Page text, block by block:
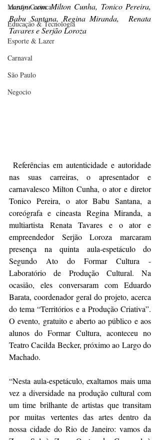
Marujo Carioca
Educação & Tecnologia
Esporte & Lazer
Carnaval
São Paulo
Negocio
contou com Milton Cunha, Tonico Pereira,
Babu Santana, Regina Miranda,  Renata
Tavares e Serjão Loroza
Referências em autenticidade e autoridade
nas suas carreiras, o apresentador e
carnavalesco Milton Cunha, o ator e diretor
Tonico Pereira, o ator Babu Santana, a
coreógrafa e cineasta Regina Miranda, a
multiartista Renata Tavares e o ator e
empreendedor Serjão Loroza marcaram
presença na quinta aula-espetáculo do
Segundo Ato do Formar Cultura -
Laboratório de Produção Cultural. Na
ocasião, eles conversaram com Eduardo
Barata, coordenador geral do projeto, acerca
do tema “Territórios e a Produção Criativa”.
O evento, gratuito e aberto ao público e aos
alunos do Formar Cultura, aconteceu no
Teatro Cacilda Becker, próximo ao Largo do
Machado.
“Nesta aula-espetáculo, exaltamos mais uma
vez a diversidade na produção cultural com
um time brilhante de artistas que transitam
por muitas vertentes das artes dentro da
nossa cidade do Rio de Janeiro: vamos da